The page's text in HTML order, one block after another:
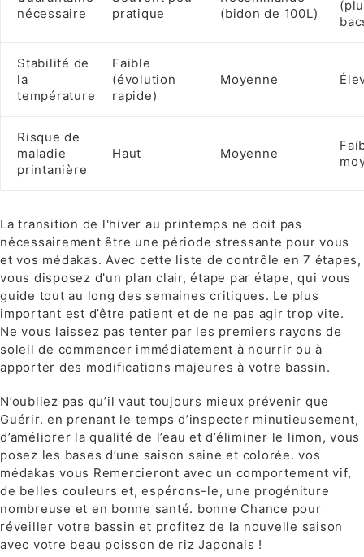
nécessaire
pratique
(bidon de 100L)
Stabilité de
la
température
Faible
(évolution
rapide)
Moyenne
Risque de
maladie
printanière
Haut Moyenne
La transition de l'hiver au printemps ne doit pas
nécessairement être une période stressante pour vous
et vos médakas. Avec cette liste de contrôle en 7 étapes,
vous disposez d'un plan clair, étape par étape, qui vous
guide tout au long des semaines critiques. Le plus
important est d’être patient et de ne pas agir trop vite.
Ne vous laissez pas tenter par les premiers rayons de
soleil de commencer immédiatement à nourrir ou à
apporter des modifications majeures à votre bassin.
N’oubliez pas qu’il vaut toujours mieux prévenir que
Guérir. en prenant le temps d’inspecter minutieusement,
d’améliorer la qualité de l’eau et d’éliminer le limon, vous
posez les bases d’une saison saine et colorée. vos
médakas vous Remercieront avec un comportement vif,
de belles couleurs et, espérons-le, une progéniture
nombreuse et en bonne santé. bonne Chance pour
réveiller votre bassin et profitez de la nouvelle saison
avec votre beau poisson de riz Japonais !